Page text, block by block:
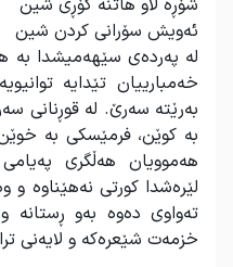
شۆڕە لاو هاتنە كۆڕی شین
ئەویش سۆرانی كردن شین
لە پەردەی سێهەمیشدا بە
خەمبارییان تێدایە
بەرێتە سەرێ. لە قوڕنانی
بە كوێن، فرمێسكی بە
هەموویان هەڵگری
لێرەشدا كورتی نەهێناوە
تەواوی دەوە بەو ڕستانە
خزمەت شێعرەكە و لایەنی